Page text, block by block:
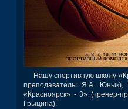
Нашу спортивную школу
преподаватель: Я.А.
«Красноярск» - 3» (тренер-
Грыцина).